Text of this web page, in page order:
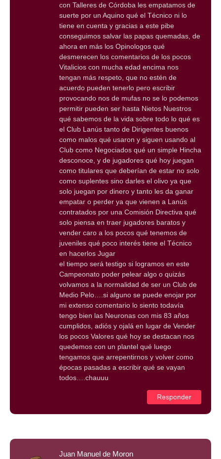
con Talleres de Córdoba les empatamos de
suerte por un Aquino qué el Técnico ni lo
tiene en cuenta y gracias a este pibe
conseguimos salvar las papas quemadas, de
ahora en más los Opinologos qué
desmerecen los comentarios de los pocos
Vitalicios con mucha edad encima nos
tengan más respeto, que no estén de
acuerdo pueden tenerlo pero escribir
provocando nos de mufas no se lo podemos
permitir pueden ser hasta Nietos Nuestros
qué sabemos de la vida sobre todo lo qué es
el Club Lanús tanto de Dirigentes buenos
como malos qué usaron y siguen usando al
Club como Negociados qué un simple Hincha
desconoce, y de jugadores qué hoy juegan
como titulares que deberían de estar no solo
como suplentes sino darles el olivo ya que
solo juegan por dinero y tanto les da ganar
empatar o perder ya que vienen a Lanús
contratados por una Comisión Directiva qué
solo piensa en traer jugadores baratos y
vender caro a los pocos qué tenemos de
juveniles qué poco interés tiene el Técnico
en hacerlos Jugar
el tiempo será testigo si logramos en este
Campeonato poder pelear algo o quizás
volvamos a la normalidad de ser un Club de
Medio Pelo….si alguno se puede enojar por
mi extenso comentario lo siento todavía
tengo bien las Neuronas con mis 83 años
cumplidos, adiós y ojalá en lugar de Vender
los pocos Valores qué hoy se destacan nos
quedemos con un plantel qué luego
tengamos que arrepentirnos y volver como
épocas pasadas a escribir qué se vayan
todos….chauuu
Responder
Juan Manuel de Moron